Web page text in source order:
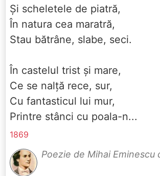
Şi scheletele de piatră,
În natura cea maratră,
Stau bătrâne, slabe, seci.
În castelul trist şi mare,
Ce se nalţă rece, sur,
Cu fantasticul lui mur,
Printre stânci cu poala-n...
1869
Poezie de Mihai Eminescu